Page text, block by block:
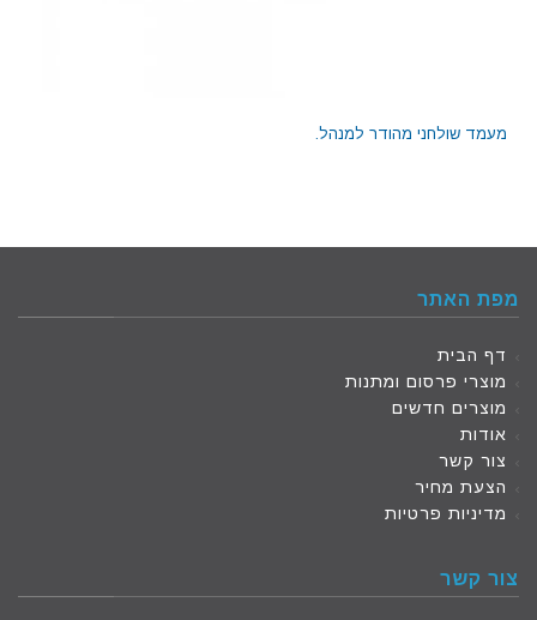
מעמד שולחני מהודר למנהל.
מפת האתר
דף הבית
מוצרי פרסום ומתנות
מוצרים חדשים
אודות
צור קשר
הצעת מחיר
מדיניות פרטיות
צור קשר